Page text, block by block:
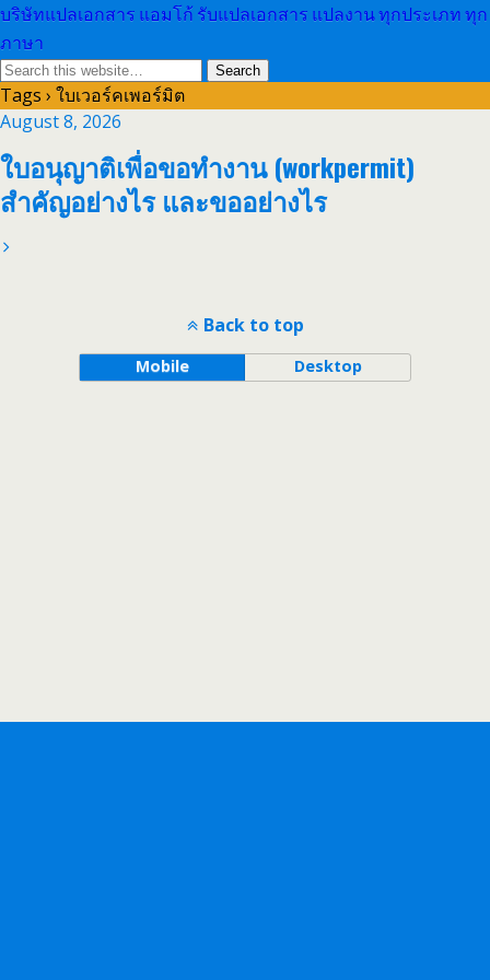
บริษัทแปลเอกสาร แอมโก้ รับแปลเอกสาร แปลงาน ทุกประเภท ทุก
ภาษา
Tags › ใบเวอร์คเพอร์มิต
August 8, 2026
ใบอนุญาติเพื่อขอทำงาน (workpermit)
สำคัญอย่างไร และขออย่างไร
Back to top
Mobile Desktop